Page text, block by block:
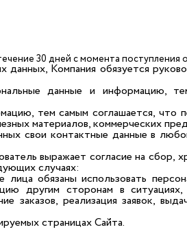
30 дней с момента поступления
Компания обязуется
данные и информацию,
тем самым соглашается, что
материалов, коммерческих
свои контактные данные в
выражает согласие на
случаях:
обязаны использовать
другим сторонам в
заказов, реализация заявок,
страницах Сайта.